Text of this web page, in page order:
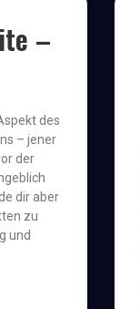
–
des
– jener
der
dir aber
zu
und